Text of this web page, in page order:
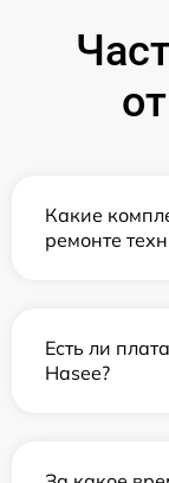
Какие
ремонте
Есть ли
Hasee?